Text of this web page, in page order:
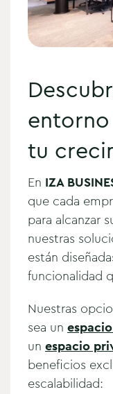
tu
En IZA
que cada
para alcanzar
nuestras
están
funcionalidad
Nuestras
sea un
un espacio
beneficios
escalabilidad: